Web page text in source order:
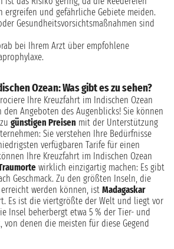
ergreifen und gefährliche Gebiete meiden.
Gesundheitsvorsichtsmaßnahmen sind
bei Ihrem Arzt über empfohlene
Ozean: Was gibt es zu sehen?
Ihre Kreuzfahrt im Indischen Ozean
Angeboten des Augenblicks! Sie können
günstigen Preisen mit der Unterstützung
Sie verstehen Ihre Bedürfnisse
verfügbaren Tarife für einen
Ihre Kreuzfahrt im Indischen Ozean
wirklich einzigartig machen: Es gibt
Geschmack. Zu den größten Inseln, die
werden können, ist Madagaskar
Es ist die viertgrößte der Welt und liegt vor
Insel beherbergt etwa 5 % der Tier- und
von denen die meisten für diese Gegend